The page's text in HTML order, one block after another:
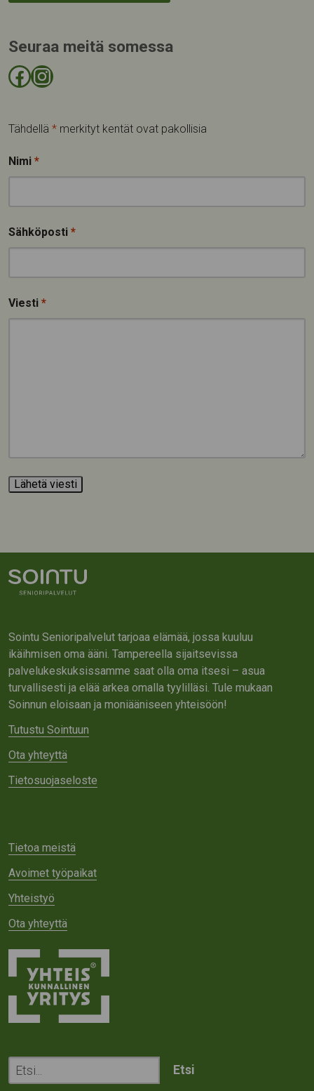
Seuraa meitä somessa
Facebook-sivu Instagram-tili
Tähdellä * merkityt kentät ovat pakollisia
Nimi *
Sähköposti *
Viesti *
Sointu Senioripalvelut tarjoaa elämää, jossa kuuluu
ikäihmisen oma ääni. Tampereella sijaitsevissa
palvelukeskuksissamme saat olla oma itsesi – asua
turvallisesti ja elää arkea omalla tyylilläsi. Tule mukaan
Soinnun eloisaan ja moniääniseen yhteisöön!
Tutustu Sointuun
Ota yhteyttä
Tietosuojaseloste
Tietoa meistä
Avoimet työpaikat
Yhteistyö
Ota yhteyttä
Etsi
sivustolta: